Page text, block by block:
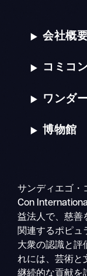
会社概
コミコン
ワンダ
博物館
サンディエゴ・
Con
益法人で、慈善
関連するポピュ
大衆の認識と評
れには、芸術と
継続的な貢献を